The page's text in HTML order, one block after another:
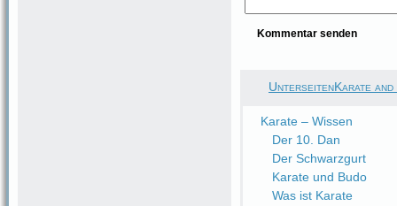
UnterseitenKarate and
Karate – Wissen
Der 10. Dan
Der Schwarzgurt
Karate und Budo
Was ist Karate